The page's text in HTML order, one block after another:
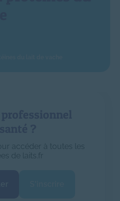
accéder à toutes les
de laits.fr